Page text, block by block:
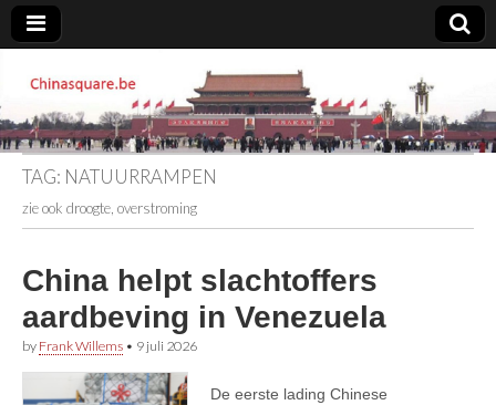
Chinasquare.be
TAG: NATUURRAMPEN
zie ook droogte, overstroming
China helpt slachtoffers
aardbeving in Venezuela
by Frank Willems • 9 juli 2026
De eerste lading Chinese